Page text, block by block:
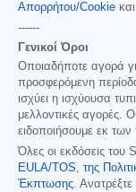
Απορρήτου/Cookie και
------
Γενικοί Όροι
Οποιαδήποτε αγορά
προσφερόμενη
ισχύει η ισχύουσα
μελλοντικές αγορές.
ειδοποιήσουμε εκ
Όλες οι εκδόσεις του
EULA/TOS, της
Έκπτωσης. Ανατρέξτε